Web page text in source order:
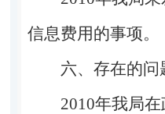
信息费用的事项。
六、存在的
2010年我局